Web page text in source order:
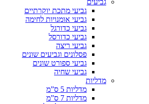
גביעים
גביעי מתכת יוקרתיים
גביעי אומנויות לחימה
גביעי כדורגל
גביעי כדורסל
גביעי ריצה
פסלונים וגביעים שונים
גביעי ספורט שונים
גביעי שחיה
מדליות
מדליות 5 ס”מ
מדליות 7 ס”מ